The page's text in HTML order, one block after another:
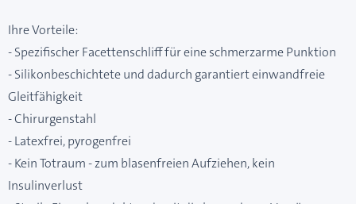
Ihre Vorteile:
- Spezifischer Facettenschliff für eine schmerzarme Punktion
- Silikonbeschichtete und dadurch garantiert einwandfreie
Gleitfähigkeit
- Chirurgenstahl
- Latexfrei, pyrogenfrei
- Kein Totraum - zum blasenfreien Aufziehen, kein
Insulinverlust